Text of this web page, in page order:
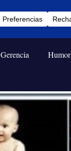
Gerencia Humor